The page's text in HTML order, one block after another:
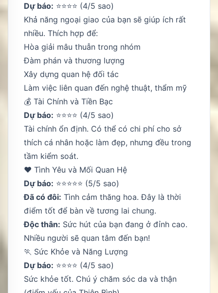
Dự báo: ⭐⭐⭐⭐ (4/5 sao)
Khả năng ngoại giao của bạn sẽ giúp ích rất
nhiều. Thích hợp để:
Hòa giải mâu thuẫn trong nhóm
Đàm phán và thương lượng
Xây dựng quan hệ đối tác
Làm việc liên quan đến nghệ thuật, thẩm mỹ
💰 Tài Chính và Tiền Bạc
Dự báo: ⭐⭐⭐⭐ (4/5 sao)
Tài chính ổn định. Có thể có chi phí cho sở
thích cá nhân hoặc làm đẹp, nhưng đều trong
tầm kiểm soát.
❤️ Tình Yêu và Mối Quan Hệ
Dự báo: ⭐⭐⭐⭐⭐ (5/5 sao)
Đã có đôi: Tình cảm thăng hoa. Đây là thời
điểm tốt để bàn về tương lai chung.
Độc thân: Sức hút của bạn đang ở đỉnh cao.
Nhiều người sẽ quan tâm đến bạn!
🏃 Sức Khỏe và Năng Lượng
Dự báo: ⭐⭐⭐⭐ (4/5 sao)
Sức khỏe tốt. Chú ý chăm sóc da và thận